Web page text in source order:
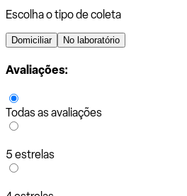
Escolha o tipo de coleta
Domiciliar No laboratório
Avaliações:
Todas as avaliações
5 estrelas